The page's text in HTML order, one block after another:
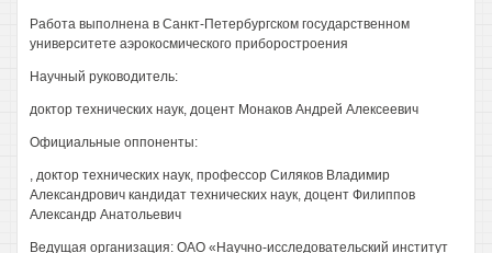
Работа выполнена в Санкт-Петербургском государственном
университете аэрокосмического приборостроения
Научный руководитель:
доктор технических наук, доцент Монаков Андрей Алексеевич
Официальные оппоненты:
, доктор технических наук, профессор Силяков Владимир
Александрович кандидат технических наук, доцент Филиппов
Александр Анатольевич
Ведущая организация: ОАО «Научно-исследовательский институт